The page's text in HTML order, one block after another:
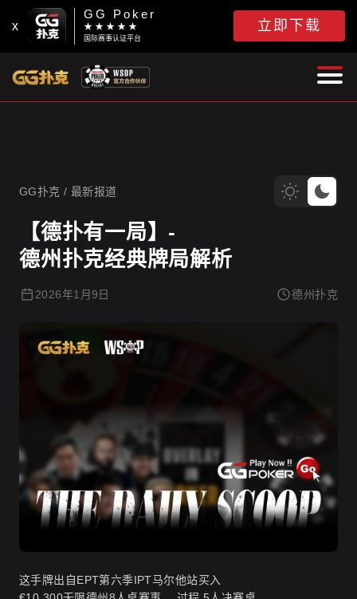
x
GG Poker
★ ★ ★ ★ ★
国际赛事认证平台
立即下载
GG扑克 / 最新报道
【德扑有一局】-
德州扑克经典牌局解析
2026年1月9日 德州扑克
这手牌出自EPT第六季IPT马尔他站买入